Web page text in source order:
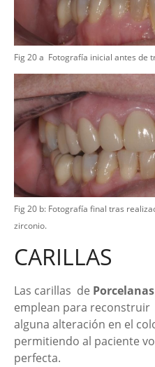
Fig 20 a Fotografía inicial antes de
Fig 20 b: Fotografía final tras
zirconio.
CARILLAS
Las carillas de
emplean para
alguna alteración en el
permitiendo al paciente
perfecta.